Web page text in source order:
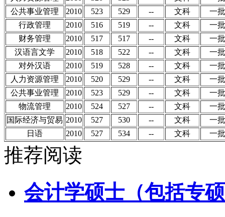
公共事业管理
2010 523 529 -- 文科
一批
行政管理
2010 516 519 -- 文科
一批
财务管理
2010 517 517 -- 文科
一批
汉语言文学
2010 518 522 -- 文科
一批
对外汉语
2010 519 528 -- 文科
一批
人力资源管理
2010 520 529 -- 文科
一批
公共事业管理
2010 523 529 -- 文科
一批
物流管理
2010 524 527 -- 文科
一批
国际经济与贸易 2010 527 530 -- 文科
一批
日语
2010 527 534 -- 文科 一批
推荐阅读
会计学硕士（包括专